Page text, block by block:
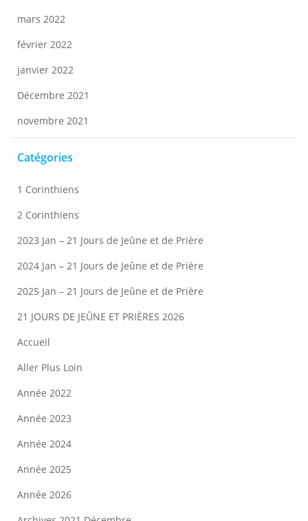
mars 2022
février 2022
janvier 2022
Décembre 2021
novembre 2021
Catégories
1 Corinthiens
2 Corinthiens
2023 Jan – 21 Jours de Jeûne et de Prière
2024 Jan – 21 Jours de Jeûne et de Prière
2025 Jan – 21 Jours de Jeûne et de Prière
21 JOURS DE JEÛNE ET PRIÈRES 2026
Accueil
Aller Plus Loin
Année 2022
Année 2023
Année 2024
Année 2025
Année 2026